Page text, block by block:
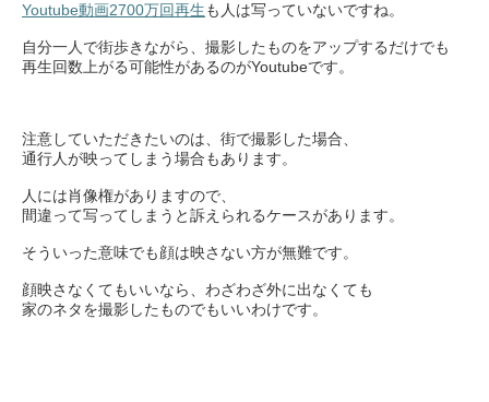
Youtube動画2700万回再生も人は写っていないですね。
自分一人で街歩きながら、撮影したものをアップするだけでも
再生回数上がる可能性があるのがYoutubeです。
注意していただきたいのは、街で撮影した場合、
通行人が映ってしまう場合もあります。
人には肖像権がありますので、
間違って写ってしまうと訴えられるケースがあります。
そういった意味でも顔は映さない方が無難です。
顔映さなくてもいいなら、わざわざ外に出なくても
家のネタを撮影したものでもいいわけです。